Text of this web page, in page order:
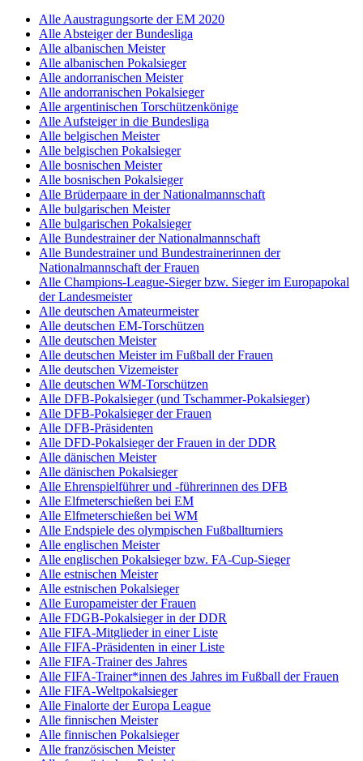
Alle Aaustragungsorte der EM 2020
Alle Absteiger der Bundesliga
Alle albanischen Meister
Alle albanischen Pokalsieger
Alle andorranischen Meister
Alle andorranischen Pokalsieger
Alle argentinischen Torschützenkönige
Alle Aufsteiger in die Bundesliga
Alle belgischen Meister
Alle belgischen Pokalsieger
Alle bosnischen Meister
Alle bosnischen Pokalsieger
Alle Brüderpaare in der Nationalmannschaft
Alle bulgarischen Meister
Alle bulgarischen Pokalsieger
Alle Bundestrainer der Nationalmannschaft
Alle Bundestrainer und Bundestrainerinnen der
Nationalmannschaft der Frauen
Alle Champions-League-Sieger bzw. Sieger im Europapokal
der Landesmeister
Alle deutschen Amateurmeister
Alle deutschen EM-Torschützen
Alle deutschen Meister
Alle deutschen Meister im Fußball der Frauen
Alle deutschen Vizemeister
Alle deutschen WM-Torschützen
Alle DFB-Pokalsieger (und Tschammer-Pokalsieger)
Alle DFB-Pokalsieger der Frauen
Alle DFB-Präsidenten
Alle DFD-Pokalsieger der Frauen in der DDR
Alle dänischen Meister
Alle dänischen Pokalsieger
Alle Ehrenspielführer und -führerinnen des DFB
Alle Elfmeterschießen bei EM
Alle Elfmeterschießen bei WM
Alle Endspiele des olympischen Fußballturniers
Alle englischen Meister
Alle englischen Pokalsieger bzw. FA-Cup-Sieger
Alle estnischen Meister
Alle estnischen Pokalsieger
Alle Europameister der Frauen
Alle FDGB-Pokalsieger in der DDR
Alle FIFA-Mitglieder in einer Liste
Alle FIFA-Präsidenten in einer Liste
Alle FIFA-Trainer des Jahres
Alle FIFA-Trainer*innen des Jahres im Fußball der Frauen
Alle FIFA-Weltpokalsieger
Alle Finalorte der Europa League
Alle finnischen Meister
Alle finnischen Pokalsieger
Alle französischen Meister